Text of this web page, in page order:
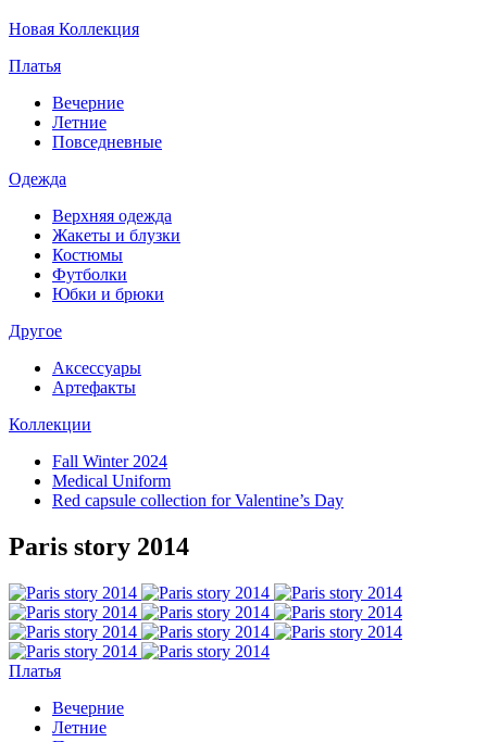
Новая Коллекция
Платья
Вечерние
Летние
Повседневные
Одежда
Верхняя одежда
Жакеты и блузки
Костюмы
Футболки
Юбки и брюки
Другое
Аксессуары
Артефакты
Коллекции
Fall Winter 2024
Medical Uniform
Red capsule collection for Valentine’s Day
Paris story 2014
Платья
Вечерние
Летние